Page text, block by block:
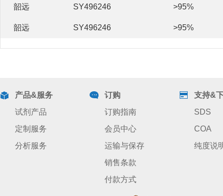
韶远 SY496246 >95%
韶远 SY496246 >95%
产品&服务
试剂产品
定制服务
分析服务
订购
订购指南
会员中心
运输与保存
销售条款
付款方式
支持&
SDS
COA
纯度说